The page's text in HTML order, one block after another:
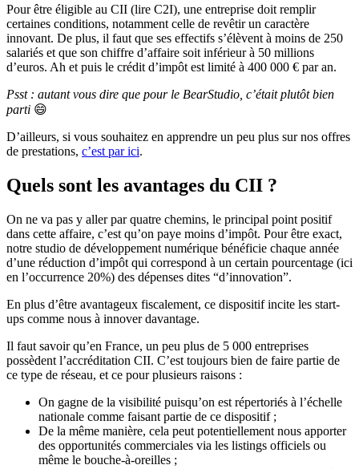
Pour être éligible au CII (lire C2I), une entreprise doit remplir
certaines conditions, notamment celle de revêtir un caractère
innovant. De plus, il faut que ses effectifs s’élèvent à moins de 250
salariés et que son chiffre d’affaire soit inférieur à 50 millions
d’euros. Ah et puis le crédit d’impôt est limité à 400 000 € par an.
Psst : autant vous dire que pour le BearStudio, c’était plutôt bien
parti 😄
D’ailleurs, si vous souhaitez en apprendre un peu plus sur nos offres
de prestations, c’est par ici.
Quels sont les avantages du CII ?
On ne va pas y aller par quatre chemins, le principal point positif
dans cette affaire, c’est qu’on paye moins d’impôt. Pour être exact,
notre studio de développement numérique bénéficie chaque année
d’une réduction d’impôt qui correspond à un certain pourcentage (ici
en l’occurrence 20%) des dépenses dites “d’innovation”.
En plus d’être avantageux fiscalement, ce dispositif incite les start-
ups comme nous à innover davantage.
Il faut savoir qu’en France, un peu plus de 5 000 entreprises
possèdent l’accréditation CII. C’est toujours bien de faire partie de
ce type de réseau, et ce pour plusieurs raisons :
On gagne de la visibilité puisqu’on est répertoriés à l’échelle
nationale comme faisant partie de ce dispositif ;
De la même manière, cela peut potentiellement nous apporter
des opportunités commerciales via les listings officiels ou
même le bouche-à-oreilles ;